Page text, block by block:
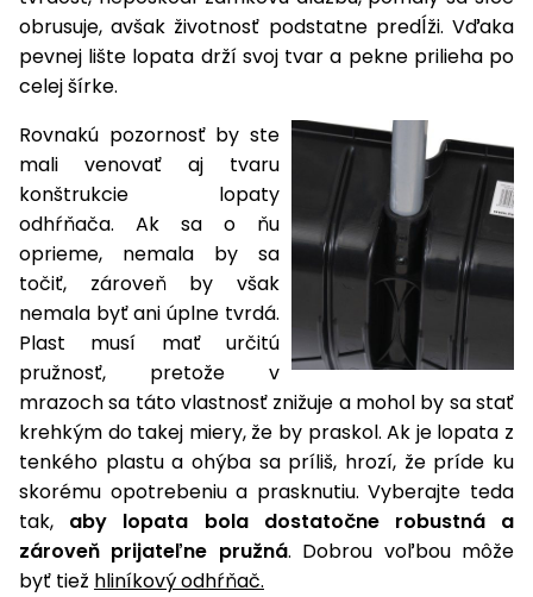
obrusuje, avšak životnosť podstatne predĺži. Vďaka
pevnej lište lopata drží svoj tvar a pekne prilieha po
celej šírke.
Rovnakú pozornosť by ste
mali venovať aj tvaru
konštrukcie lopaty
odhŕňača. Ak sa o ňu
oprieme, nemala by sa
točiť, zároveň by však
nemala byť ani úplne tvrdá.
Plast musí mať určitú
pružnosť, pretože v
mrazoch sa táto vlastnosť znižuje a mohol by sa stať
krehkým do takej miery, že by praskol. Ak je lopata z
tenkého plastu a ohýba sa príliš, hrozí, že príde ku
skorému opotrebeniu a prasknutiu. Vyberajte teda
tak, aby lopata bola dostatočne robustná a
zároveň prijateľne pružná. Dobrou voľbou môže
byť tiež hliníkový odhŕňač.